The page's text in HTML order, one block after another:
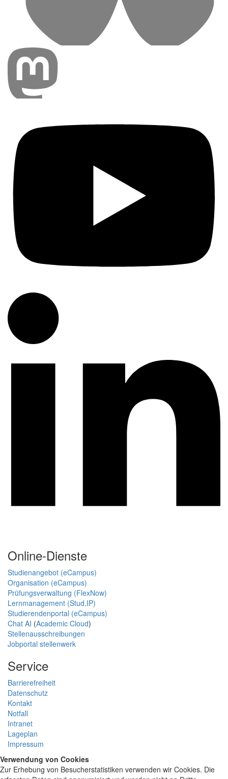
Online-Dienste
Studienangebot (eCampus)
Organisation (eCampus)
Prüfungsverwaltung (FlexNow)
Lernmanagement (Stud.IP)
Studierendenportal (eCampus)
Chat AI (Academic Cloud)
Stellenausschreibungen
Jobportal stellenwerk
Service
Barrierefreiheit
Datenschutz
Kontakt
Notfall
Intranet
Lageplan
Impressum
Verwendung von Cookies
Zur Erhebung von Besucherstatistiken verwenden wir Cookies. Die